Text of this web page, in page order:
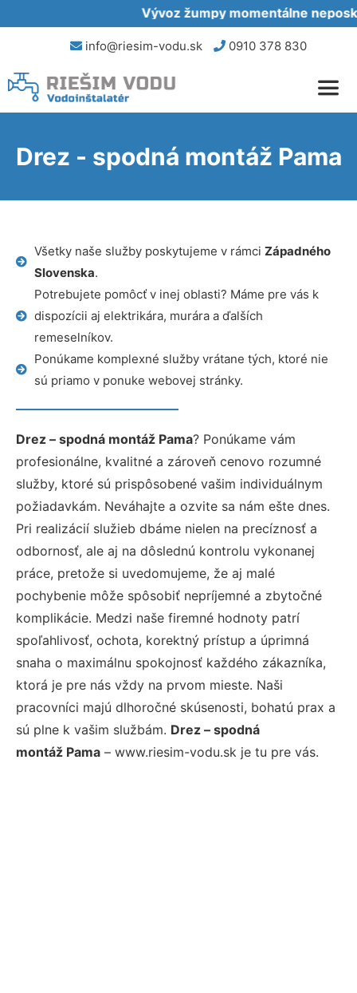
Vývoz žumpy momentálne
info@riesim-vodu.sk 0910 378 830
Drez - spodná montáž Pama
Všetky naše služby poskytujeme v rámci Západného
Slovenska.
Potrebujete pomôcť v inej oblasti? Máme pre vás k
dispozícii aj elektrikára, murára a ďalších
remeselníkov.
Ponúkame komplexné služby vrátane tých, ktoré nie
sú priamo v ponuke webovej stránky.
Drez – spodná montáž Pama? Ponúkame vám
profesionálne, kvalitné a zároveň cenovo rozumné
služby, ktoré sú prispôsobené vašim individuálnym
požiadavkám. Neváhajte a ozvite sa nám ešte dnes.
Pri realizácií služieb dbáme nielen na precíznosť a
odbornosť, ale aj na dôslednú kontrolu vykonanej
práce, pretože si uvedomujeme, že aj malé
pochybenie môže spôsobiť nepríjemné a zbytočné
komplikácie. Medzi naše firemné hodnoty patrí
spoľahlivosť, ochota, korektný prístup a úprimná
snaha o maximálnu spokojnosť každého zákazníka,
ktorá je pre nás vždy na prvom mieste. Naši
pracovníci majú dlhoročné skúsenosti, bohatú prax a
sú plne k vašim službám. Drez – spodná
montáž Pama – www.riesim-vodu.sk je tu pre vás.